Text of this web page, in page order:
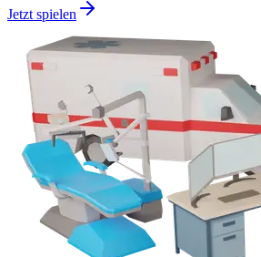
Jetzt spielen